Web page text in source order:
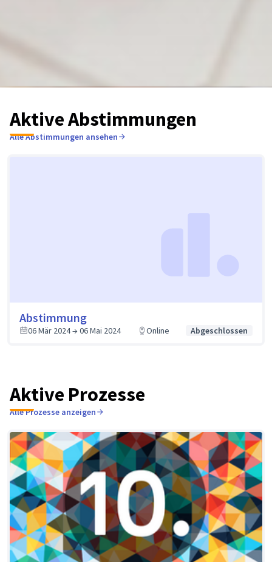
Aktive Abstimmungen
Alle Abstimmungen ansehen
Abstimmung
06 Mär 2024 → 06 Mai 2024 Online Abgeschlossen
Aktive Prozesse
Alle Prozesse anzeigen